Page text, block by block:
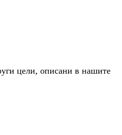
цели, описани в нашите